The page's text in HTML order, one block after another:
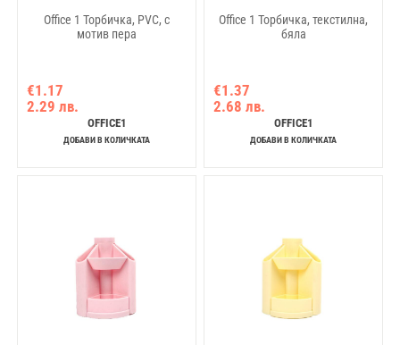
Office 1 Торбичка, PVC, с
мотив пера
€1.17
2.29 лв.
OFFICE1
ДОБАВИ В КОЛИЧКАТА
Office 1 Торбичка, текстилна,
бяла
€1.37
2.68 лв.
OFFICE1
ДОБАВИ В КОЛИЧКАТА